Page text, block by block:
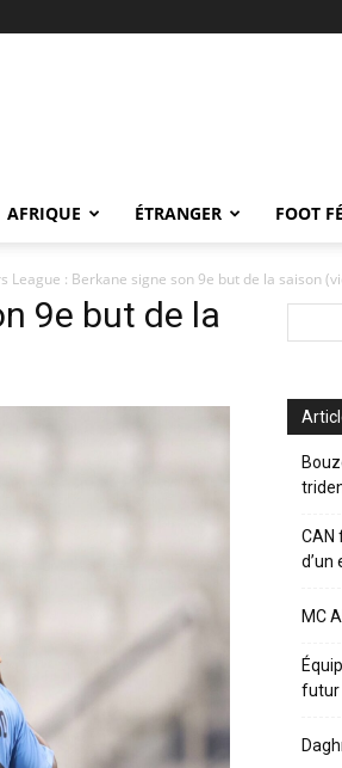
AFRIQUE ÉTRANGER FOOT
League : Berkane signe son 9e but de la saison
9e but de la
CAN
d’un
MC
futur